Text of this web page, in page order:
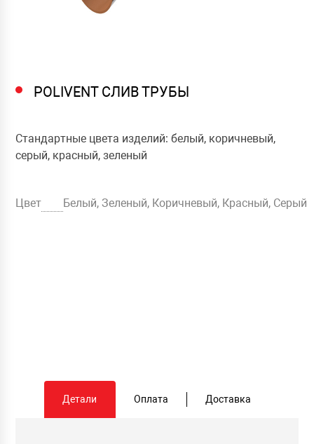
POLIVENT СЛИВ ТРУБЫ
Стандартные цвета изделий: белый, коричневый,
серый, красный, зеленый
Цвет Белый, Зеленый, Коричневый, Красный, Серый
Детали Оплата Доставка